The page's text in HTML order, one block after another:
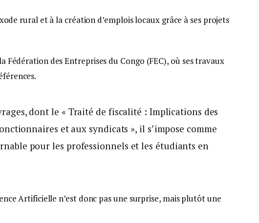
rural et à la création d’emplois locaux grâce à ses projets
Fédération des Entreprises du Congo (FEC), où ses travaux
dont le « Traité de fiscalité : Implications des
et aux syndicats », il s’impose comme
pour les professionnels et les étudiants en
Artificielle n’est donc pas une surprise, mais plutôt une